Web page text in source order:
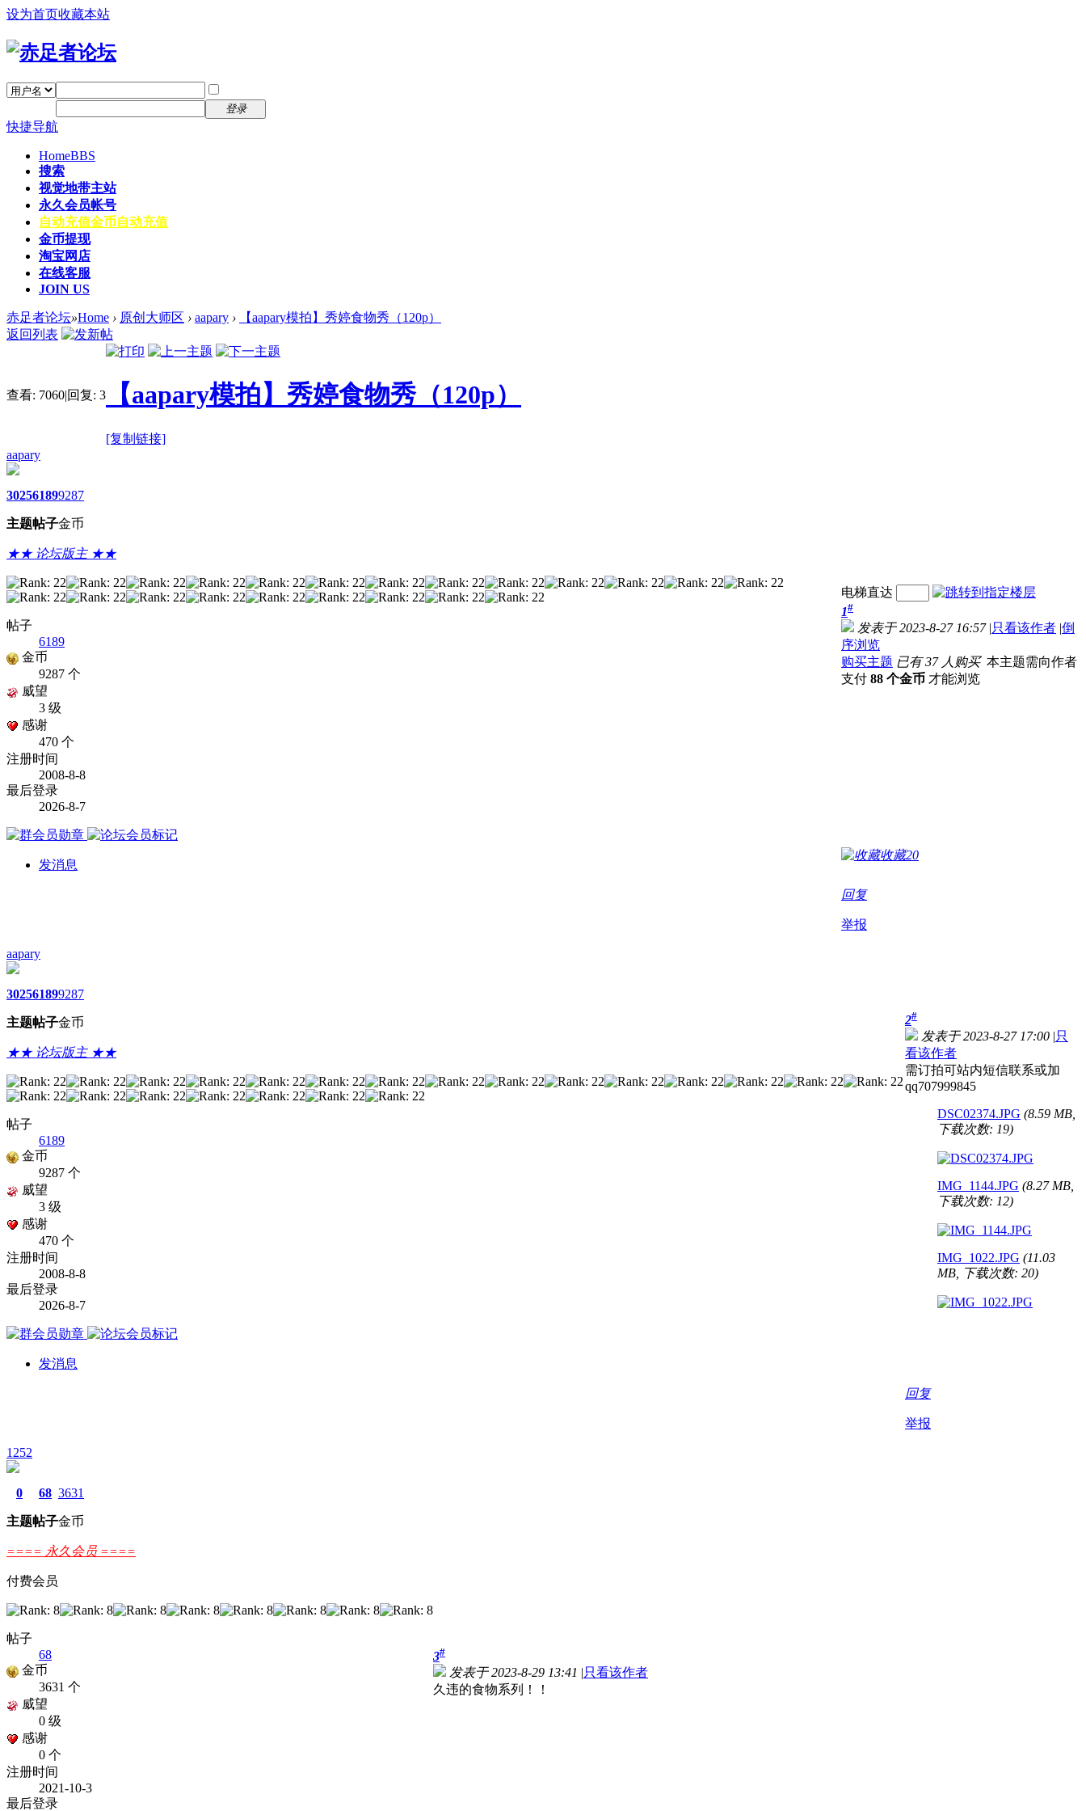
设为首页收藏本站
登录
快捷导航
HomeBBS
搜索
视觉地带主站
永久会员帐号
自动充值金币自动充值
金币提现
淘宝网店
在线客服
JOIN US
赤足者论坛»Home › 原创大师区 › aapary ›
【aapary模拍】秀婷食物秀（120p）
返回列表
查看: 7060|回复: 3 【aapary模拍】秀婷食物秀（120p）
[复制链接]
aapary
3025
主题
6189
帖子
9287
金币
★★ 论坛版主 ★★
帖子
6189
金币
9287 个
威望
3 级
感谢
470 个
注册时间
2008-8-8
最后登录
2026-8-7
发消息
电梯直达
1#
发表于 2023-8-27 16:57 |只看该作者 |倒
序浏览
购买主题 已有 37 人购买 本主题需向作者
支付 88 个金币 才能浏览
收藏20
回复
举报
aapary
3025
主题
6189
帖子
9287
金币
★★ 论坛版主 ★★
帖子
6189
金币
9287 个
威望
3 级
感谢
470 个
注册时间
2008-8-8
最后登录
2026-8-7
发消息
2#
发表于 2023-8-27 17:00 |只
看该作者
需订拍可站内短信联系或加
qq707999845
DSC02374.JPG (8.59 MB,
下载次数: 19)
IMG_1144.JPG (8.27 MB,
下载次数: 12)
IMG_1022.JPG (11.03
MB, 下载次数: 20)
回复
举报
1252
0
主题
68
帖子
3631
金币
==== 永久会员 ====
付费会员
帖子
68
金币
3631 个
威望
0 级
感谢
0 个
注册时间
2021-10-3
最后登录
3#
发表于 2023-8-29 13:41 |只看该作者
久违的食物系列！！